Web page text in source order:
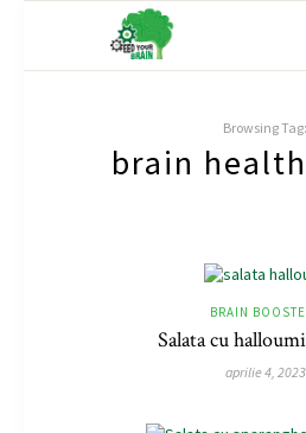
Browsing Tag:
brain
BRAIN
Salata cu
aprilie 4, 2023